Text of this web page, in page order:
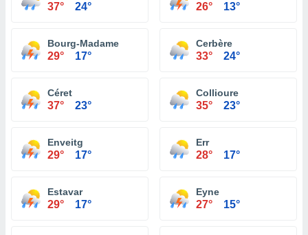
37° 24° 26° 13°
Bourg-Madame
29° 17°
Cerbère
33° 24°
Céret
37° 23°
Collioure
35° 23°
Enveitg
29° 17°
Err
28° 17°
Estavar
29° 17°
Eyne
27° 15°